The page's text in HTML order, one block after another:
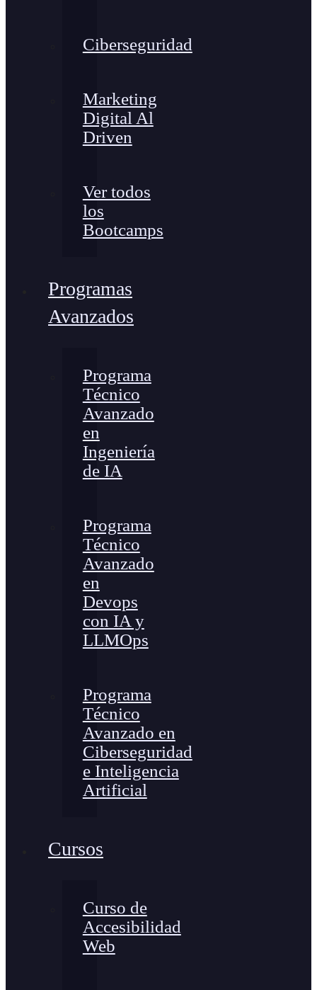
Ciberseguridad
Marketing
Digital Al
Driven
Ver todos
los
Bootcamps
Programas
Avanzados
Programa
Técnico
Avanzado
en
Ingeniería
de IA
Programa
Técnico
Avanzado
en
Devops
con IA y
LLMOps
Programa
Técnico
Avanzado en
Ciberseguridad
e Inteligencia
Artificial
Cursos
Curso de
Accesibilidad
Web